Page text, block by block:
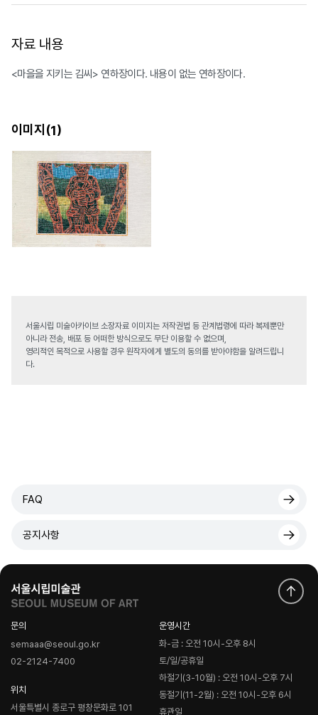
자료 내용
<마을을 지키는 김씨> 연하장이다. 내용이 없는 연하장이다.
이미지(1)
서울시립 미술아카이브 소장자료 이미지는 저작권법 등 관계법령에 따라 복제뿐만
아니라 전송, 배포 등 어떠한 방식으로도 무단 이용할 수 없으며,
영리적인 목적으로 사용할 경우 원작자에게 별도의 동의를 받아야함을 알려드립니
다.
FAQ
공지사항
문의
semaaa@seoul.go.kr
02-2124-7400
위치
서울특별시 종로구 평창문화로 101
운영시간
화-금 : 오전 10시-오후 8시
토/일/공휴일
하절기(3-10월) : 오전 10시-오후 7시
동절기(11-2월) : 오전 10시-오후 6시
휴관일